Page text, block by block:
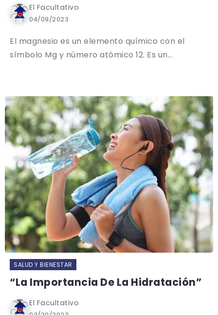
El Facultativo
04/09/2023
El magnesio es un elemento químico con el
símbolo Mg y número atómico 12. Es un...
SALUD Y BIENESTAR
“La Importancia De La Hidratación”
El Facultativo